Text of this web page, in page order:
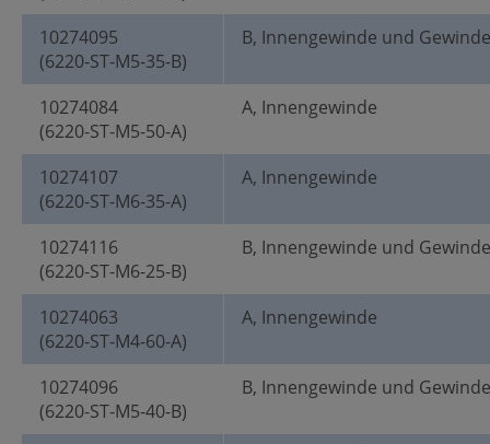
10274095
(6220-ST-M5-35-B)
B, Innengewinde und
10274084
(6220-ST-M5-50-A)
A, Innengewinde
10274107
(6220-ST-M6-35-A)
A, Innengewinde
10274116
(6220-ST-M6-25-B)
B, Innengewinde und
10274063
(6220-ST-M4-60-A)
A, Innengewinde
10274096
(6220-ST-M5-40-B)
B, Innengewinde und